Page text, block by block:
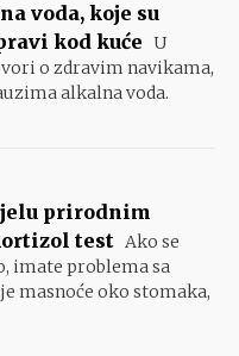
voda, koje su
kod kuće U
o zdravim navikama,
alkalna voda.
prirodnim
test Ako se
imate problema sa
masnoće oko stomaka,